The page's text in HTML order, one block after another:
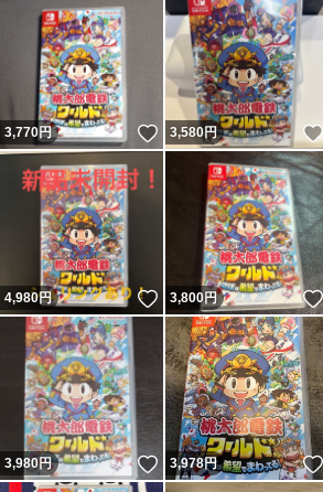
3,770円 いいね！
3,580円
4,980円 いいね！
3,800円
3,980円 いいね！
3,978円